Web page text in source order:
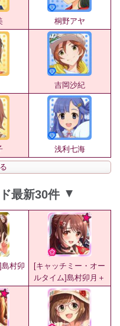
桐野アヤ
吉岡沙紀
浅利七海
最新30件 ▲
村卯
[キャッチミー・オー
ルタイム]島村卯月＋